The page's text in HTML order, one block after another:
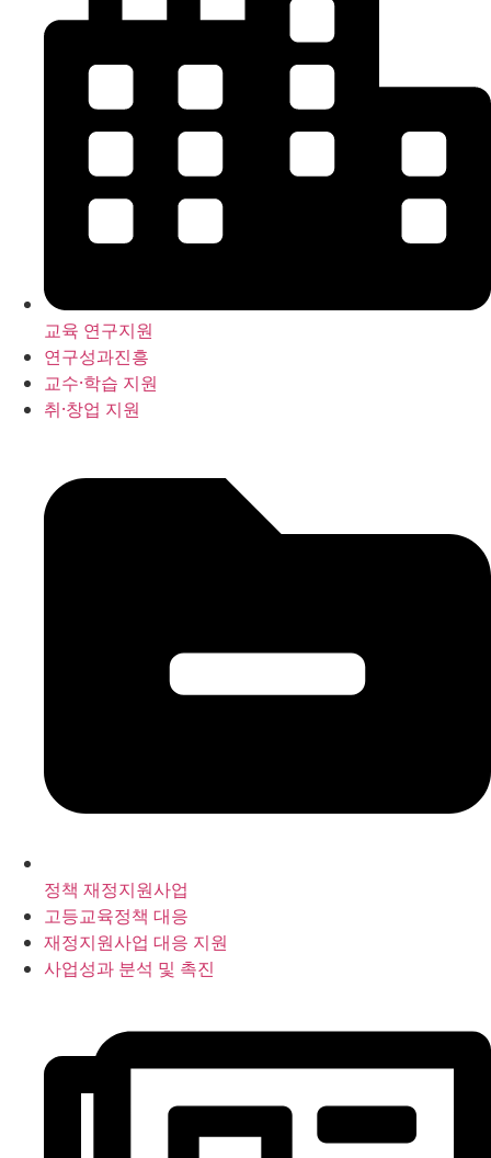
교육 연구지원
연구성과진흥
교수·학습 지원
취·창업 지원
정책 재정지원사업
고등교육정책 대응
재정지원사업 대응 지원
사업성과 분석 및 촉진